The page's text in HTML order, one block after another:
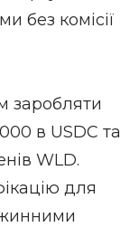
без комісії
заробляти
в USDC та
WLD.
для